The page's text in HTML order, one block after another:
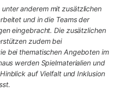
anderem mit zusätzlichen
und in die Teams der
eingebracht. Die zusätzlichen
zudem bei
bei thematischen Angeboten im
werden Spielmaterialien und
auf Vielfalt und Inklusion